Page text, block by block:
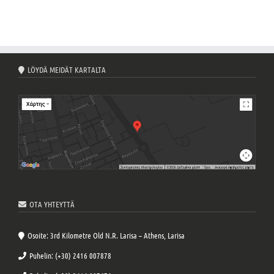
LÖYDÄ MEIDÄT KARTALTA
OTA YHTEYTTÄ
Osoite: 3rd Kilometre Old N.R. Larisa – Athens, Larisa
Puhelin: (+30) 2416 007878